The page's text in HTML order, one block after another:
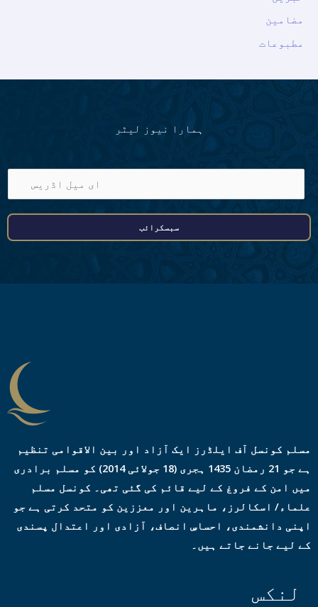
مضامین
مطبوعات
ہمارا نیوز لیٹر
ی
م
سبسکرائب
مسلم کونسل آف ایلڈرز ایک آزاد اور بین الاقوامی تنظیم
ہے جو 21 رمضان 1435 ہجری (18 جولائی 2014) کو مسلم برادری
میں امن کے فروغ کے لیے قائم کی گئی تھی۔ کونسل مسلم
علماء/ اسکالرز، ماہرین اور معززین کو متحد کرتی ہے جو
اپنی دانشمندی، احساسِ انصاف، آزادی اور اعتدال پسندی
کے لیے جانے جاتے ہیں۔
لنکس